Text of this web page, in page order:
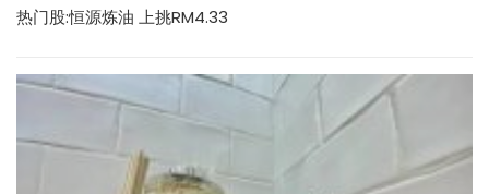
热门股:恒源炼油 上挑RM4.33